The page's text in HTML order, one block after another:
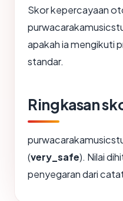
Skor kepercayaan
apakah ia mengikuti
standar.
Ringkasan
(very_safe). Nilai
penyegaran dari